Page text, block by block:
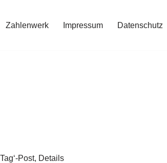
Zahlenwerk Impressum Datenschutz
Post, Details